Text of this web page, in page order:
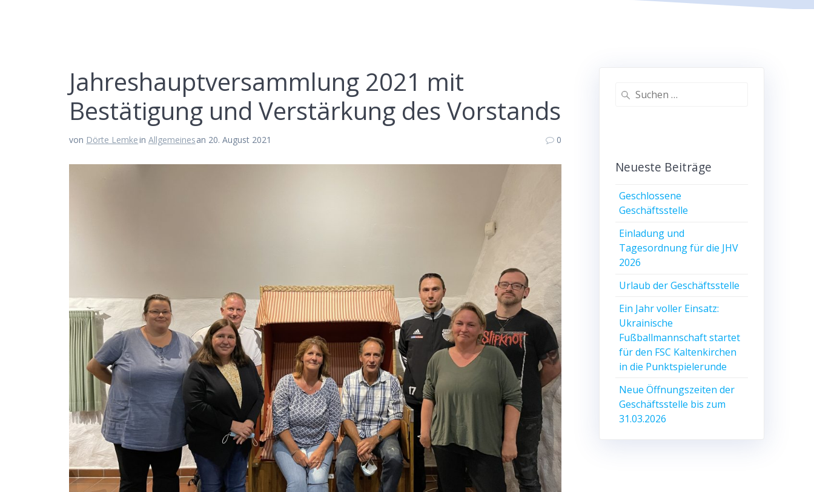
Jahreshauptversammlung 2021 mit
Bestätigung und Verstärkung des Vorstands
von Dörte Lemkein Allgemeinesan 20. August 2021 0
Suche
Neueste Beiträge
Geschlossene
Geschäftsstelle
Einladung und
Tagesordnung für die JHV
2026
Urlaub der Geschäftsstelle
Ein Jahr voller Einsatz:
Ukrainische
Fußballmannschaft startet
für den FSC Kaltenkirchen
in die Punktspielerunde
Neue Öffnungszeiten der
Geschäftsstelle bis zum
31.03.2026